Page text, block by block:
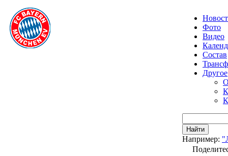
Фото
Видео
Состав
Другое
Найти
Например: